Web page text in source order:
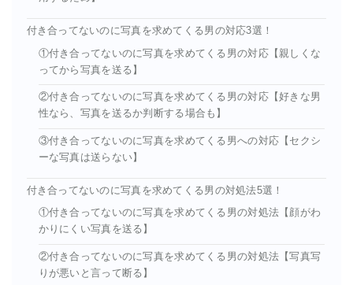
付き合ってないのに写真を求めてくる男の対応3選！
①付き合ってないのに写真を求めてくる男の対応【親しくな
ってから写真を送る】
②付き合ってないのに写真を求めてくる男の対応【好きな男
性なら、写真を送るか判断する場合も】
③付き合ってないのに写真を求めてくる男への対応【セクシ
ーな写真は送らない】
付き合ってないのに写真を求めてくる男の対処法5選！
①付き合ってないのに写真を求めてくる男の対処法【顔がわ
かりにくい写真を送る】
②付き合ってないのに写真を求めてくる男の対処法【写真写
りが悪いと言って断る】